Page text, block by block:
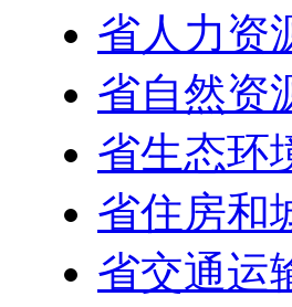
省人力资
省自然资
省生态环
省住房和
省交通运